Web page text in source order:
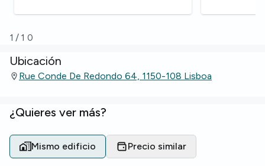
1/ 10
Ubicación
Rue Conde De Redondo 64, 1150-108 Lisboa
¿Quieres ver más?
Mismo edificio Precio similar